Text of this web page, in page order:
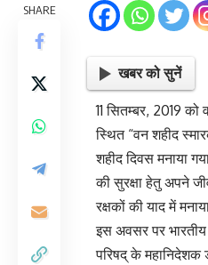
SHARE
खबर को सुनें
11 सितम्बर, 2019
स्थित “वन शहीद
शहीद दिवस मनाया
की सुरक्षा हेतु अपने
रक्षकों की याद में
इस अवसर पर भारतीय
परिषद् के महानिदेशक